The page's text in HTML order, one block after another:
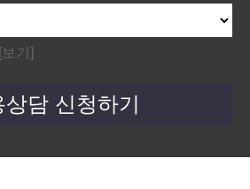
[보기]